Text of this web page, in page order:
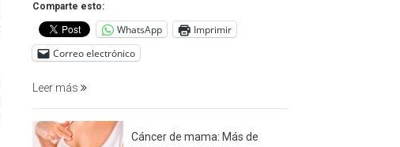
cáncer
de
prostata
Comparte esto:
WhatsApp
Imprimir
Correo electrónico
Leer más
Cáncer de mama: Más de